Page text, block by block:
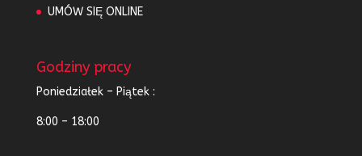
UMÓW SIĘ ONLINE
Godziny pracy
Poniedziałek – Piątek :
8:00 – 18:00